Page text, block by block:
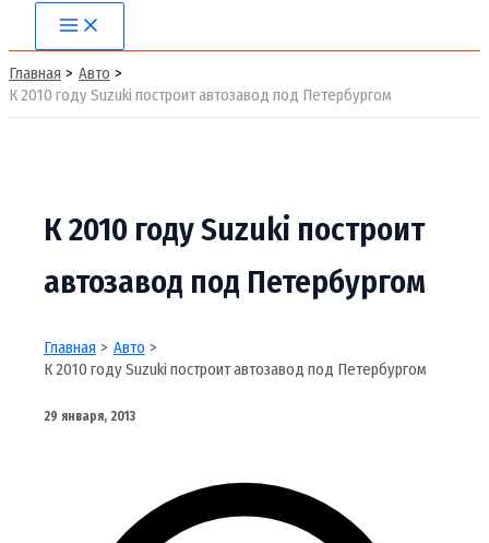
Main
Menu
Главная
Авто
К 2010 году Suzuki построит автозавод под Петербургом
К 2010 году Suzuki построит
автозавод под Петербургом
Главная
Авто
К 2010 году Suzuki построит автозавод под Петербургом
29 января, 2013